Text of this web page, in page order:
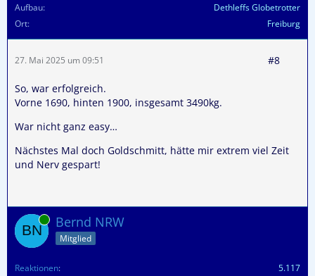
Aufbau
Dethleffs Globetrotter
Ort
Freiburg
27. Mai 2025 um 09:51 #8
So, war erfolgreich.
Vorne 1690, hinten 1900, insgesamt 3490kg.
War nicht ganz easy…
Nächstes Mal doch Goldschmitt, hätte mir extrem viel Zeit
und Nerv gespart!
Online Bernd NRW
Mitglied
Reaktionen 5.117